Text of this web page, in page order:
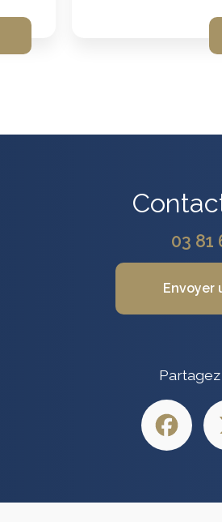
03 81
Envoyer